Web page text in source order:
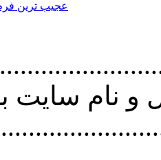
عجیب ترین
نام سايت